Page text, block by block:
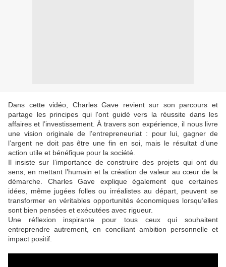
Dans cette vidéo, Charles Gave revient sur son parcours et
partage les principes qui l'ont guidé vers la réussite dans les
affaires et l’investissement. À travers son expérience, il nous livre
une vision originale de l’entrepreneuriat : pour lui, gagner de
l’argent ne doit pas être une fin en soi, mais le résultat d’une
action utile et bénéfique pour la société.
Il insiste sur l’importance de construire des projets qui ont du
sens, en mettant l’humain et la création de valeur au cœur de la
démarche. Charles Gave explique également que certaines
idées, même jugées folles ou irréalistes au départ, peuvent se
transformer en véritables opportunités économiques lorsqu’elles
sont bien pensées et exécutées avec rigueur.
Une réflexion inspirante pour tous ceux qui souhaitent
entreprendre autrement, en conciliant ambition personnelle et
impact positif.